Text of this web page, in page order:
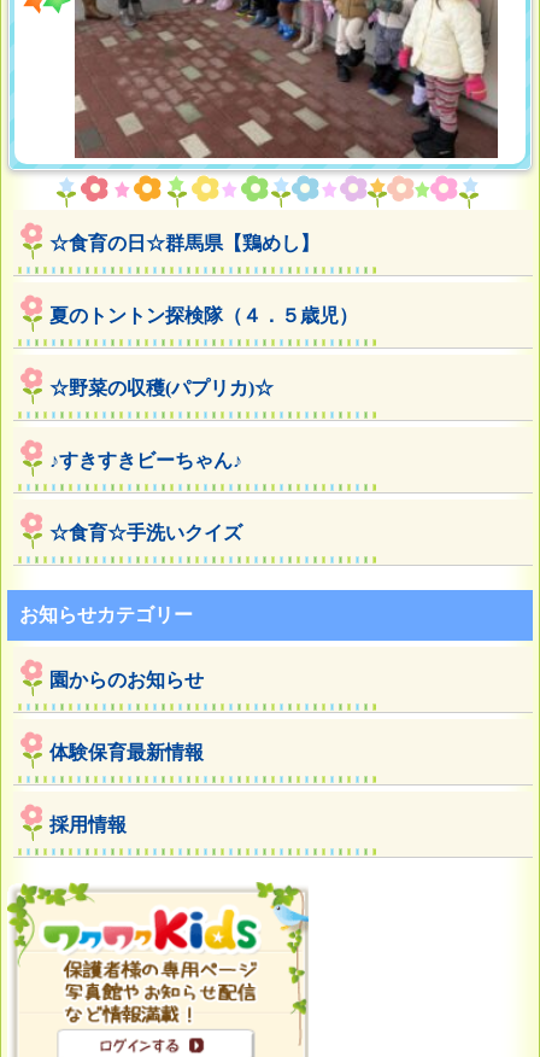
☆食育の日☆群馬県【鶏めし】
夏のトントン探検隊（４．５歳児）
☆野菜の収穫(パプリカ)☆
♪すきすきビーちゃん♪
☆食育☆手洗いクイズ
お知らせカテゴリー
園からのお知らせ
体験保育最新情報
採用情報